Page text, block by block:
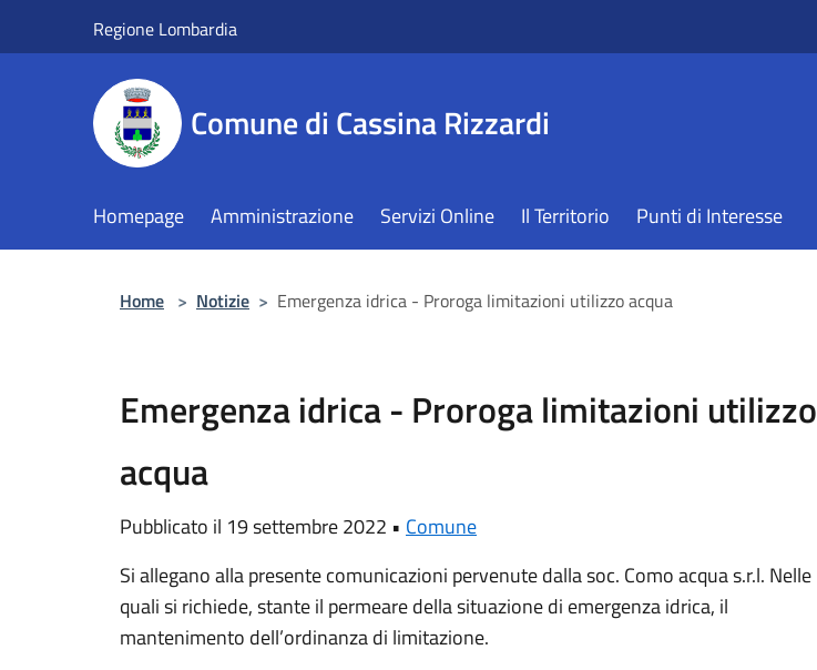
Regione Lombardia
Comune di Cassina Rizzardi
Homepage Amministrazione Servizi Online Il Territorio Punti di Interesse
Home > Notizie > Emergenza idrica - Proroga limitazioni utilizzo acqua
Emergenza idrica - Proroga limitazioni utilizzo
acqua
Pubblicato il 19 settembre 2022 • Comune
Si allegano alla presente comunicazioni pervenute dalla soc. Como acqua s.r.l. Nelle
quali si richiede, stante il permeare della situazione di emergenza idrica, il
mantenimento dell’ordinanza di limitazione.